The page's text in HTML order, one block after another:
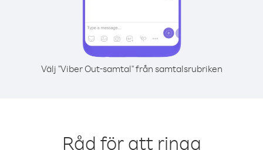
Välj "Viber Out-samtal" från samtalsrubriken
Råd för att ringa